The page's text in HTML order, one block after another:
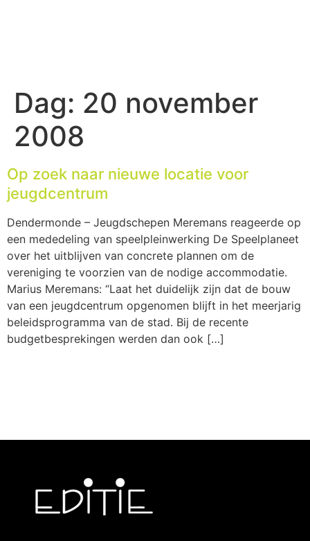
Dag: 20 november
2008
Op zoek naar nieuwe locatie voor
jeugdcentrum
Dendermonde – Jeugdschepen Meremans reageerde op
een mededeling van speelpleinwerking De Speelplaneet
over het uitblijven van concrete plannen om de
vereniging te voorzien van de nodige accommodatie.
Marius Meremans: “Laat het duidelijk zijn dat de bouw
van een jeugdcentrum opgenomen blijft in het meerjarig
beleidsprogramma van de stad. Bij de recente
budgetbesprekingen werden dan ook […]